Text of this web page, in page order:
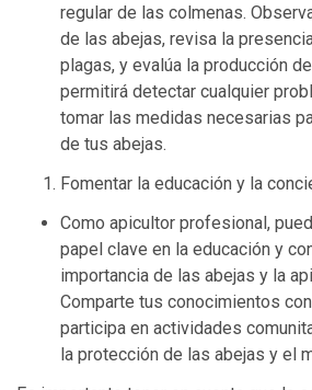
regular de las colmenas.
de las abejas, revisa la
plagas, y evalúa la producción
permitirá detectar cualquier
tomar las medidas necesarias
de tus abejas.
Fomentar la educación y la
Como apicultor profesional,
papel clave en la educación y
importancia de las abejas y la
Comparte tus conocimientos
participa en actividades
la protección de las abejas y el